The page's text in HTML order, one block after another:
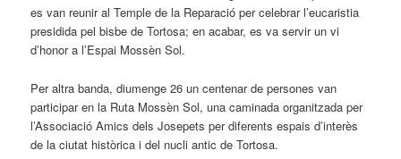
es van reunir al Temple de la Reparació per celebrar l’eucaristia
presidida pel bisbe de Tortosa; en acabar, es va servir un vi
d’honor a l’Espai Mossèn Sol.
Per altra banda, diumenge 26 un centenar de persones van
participar en la Ruta Mossèn Sol, una caminada organitzada per
l’Associació Amics dels Josepets per diferents espais d’interès
de la ciutat històrica i del nucli antic de Tortosa.